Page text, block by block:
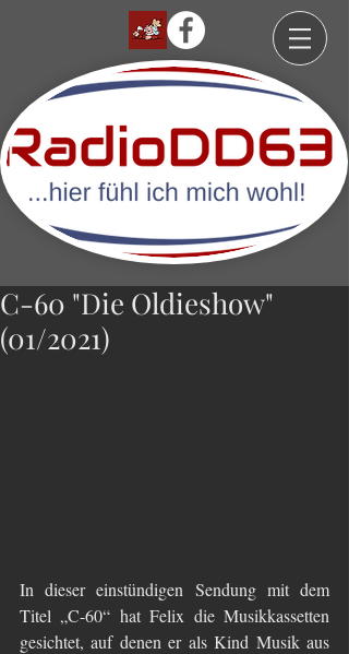
C-60 "Die Oldieshow"
(01/2021)
In dieser einstündigen Sendung mit dem
Titel „C-60“ hat Felix die Musikkassetten
gesichtet, auf denen er als Kind Musik aus